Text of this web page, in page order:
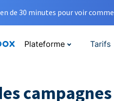
de 30 minutes pour voir
Plateforme Tarifs